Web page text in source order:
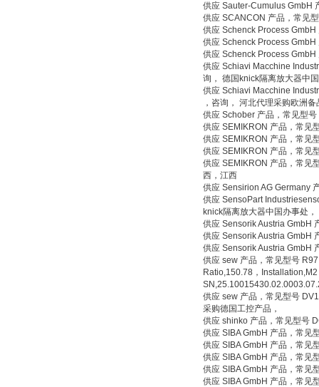
供应 Sauter-Cumulus GmbH
供应 SCANCON 产品，常见
供应 Schenck Process
供应 Schenck Process
供应 Schenck Process
供应 Schiavi Macchine
询， 德国knick隔离放大器中
供应 Schiavi Macchine
，咨询， 河北代理采购欧洲
供应 Schober 产品，常见型
供应 SEMIKRON 产品，常见
供应 SEMIKRON 产品，常见
供应 SEMIKRON 产品，常见
供应 SEMIKRON 产品，常见
西，江西
供应 Sensirion AG Germany
供应 SensoPart
knick隔离放大器中国办事处，
供应 Sensorik Austria GmbH
供应 Sensorik Austria GmbH
供应 Sensorik Austria GmbH
供应 sew 产品，常见型号
Ratio,150.78，
供应 sew 产品，常见型号
采购德国工控产品，
供应 shinko 产品，常见型号
供应 SIBA GmbH 产品，常见
供应 SIBA GmbH 产品，常见
供应 SIBA GmbH 产品，常见
供应 SIBA GmbH 产品，常见
供应 SIBA GmbH 产品，常见